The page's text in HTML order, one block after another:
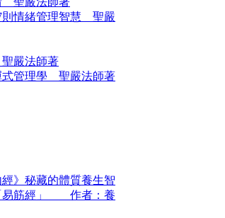
則情緒管理智慧 聖嚴
嚴法師著
式管理學 聖嚴法師著
》秘藏的體質養生智
易筋經」 作者：養